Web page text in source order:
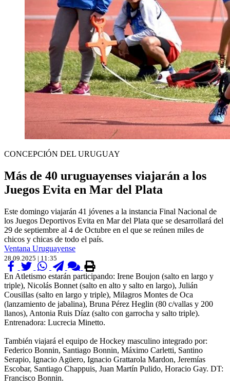
CONCEPCIÓN DEL URUGUAY
Más de 40 uruguayenses viajarán a los
Juegos Evita en Mar del Plata
Este domingo viajarán 41 jóvenes a la instancia Final Nacional de
los Juegos Deportivos Evita en Mar del Plata que se desarrollará del
29 de septiembre al 4 de Octubre en el que se reúnen miles de
chicos y chicas de todo el país.
Ventana Uruguayense
28.09.2025 | 11:35
En Atletismo estarán participando: Irene Boujon (salto en largo y
triple), Nicolás Bonnet (salto en alto y salto en largo), Julián
Cousillas (salto en largo y triple), Milagros Montes de Oca
(lanzamiento de jabalina), Bruna Pérez Heglin (80 c/vallas y 200
llanos), Antonia Ruis Díaz (salto con garrocha y salto triple).
Entrenadora: Lucrecia Minetto.
También viajará el equipo de Hockey masculino integrado por:
Federico Bonnin, Santiago Bonnin, Máximo Carletti, Santino
Serapio, Ignacio Agüero, Ignacio Grattarola Mardon, Jeremías
Escobar, Santiago Chappuis, Juan Martín Pulido, Horacio Gay. DT:
Francisco Bonnin.